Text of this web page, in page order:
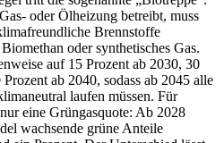
oder Ölheizung betreibt, muss
Brennstoffe
oder synthetisches Gas.
auf 15 Prozent ab 2030, 30
ab 2040, sodass ab 2045 alle
laufen müssen. Für
eine Grüngasquote: Ab 2028
wachsende grüne Anteile